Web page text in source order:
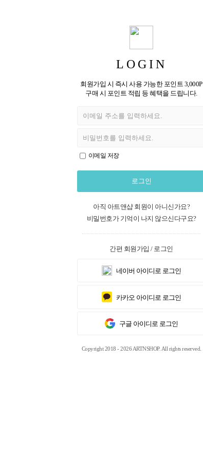
LOGIN
회원가입 시 즉시 사용 가능한 포인트 3,000P
구매 시 포인트 적립 등 혜택을 드립니다.
이메일 저장
로그인
아직 아트앤샵 회원이 아니신가요?
비밀번호가 기억이 나지 않으신다구요?
간편 회원가입 / 로그인
네이버 아이디로 로그인
카카오 아이디로 로그인
구글 아이디로 로그인
Copyright 2018 - 2026 ARTNSHOP. All rights reserved.